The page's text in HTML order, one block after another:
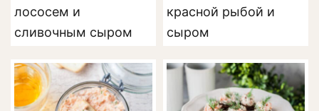
лососем и
сливочным сыром
красной рыбой и
сыром